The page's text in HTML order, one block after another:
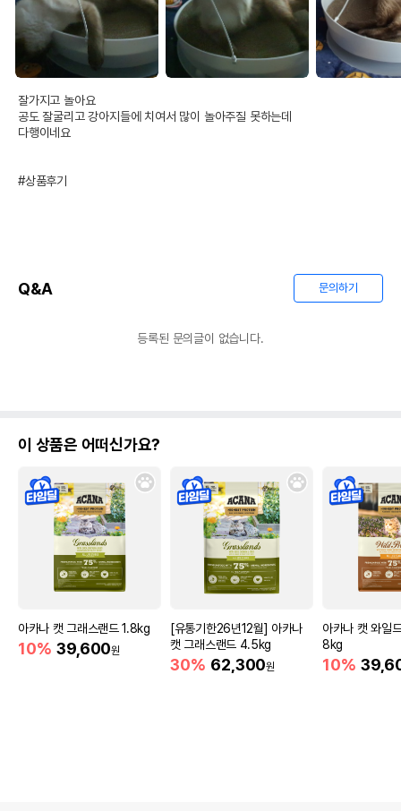
잘가지고 놀아요
공도 잘굴리고 강아지들에 치여서 많이 놀아주질 못하는데
다행이네요
#상품후기
Q&A 문의하기
등록된 문의글이 없습니다.
이 상품은 어떠신가요?
아카나 캣 그래스랜드 1.8kg
10% 39,600원
[유통기한26년12월] 아카나
캣 그래스랜드 4.5kg
30% 62,300원
아카나 캣 와일
8kg
10%